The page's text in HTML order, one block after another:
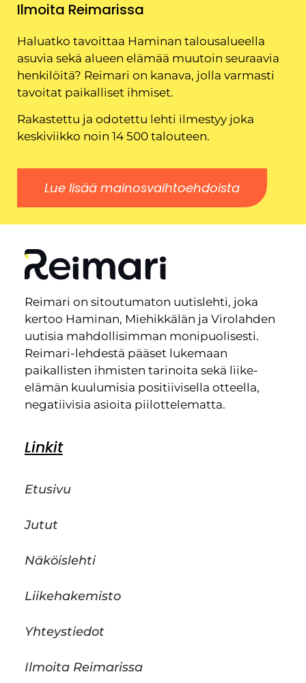
Ilmoita Reimarissa
Haluatko tavoittaa Haminan talousalueella
asuvia sekä alueen elämää muutoin seuraavia
henkilöitä? Reimari on kanava, jolla varmasti
tavoitat paikalliset ihmiset.
Rakastettu ja odotettu lehti ilmestyy joka
keskiviikko noin 14 500 talouteen.
Lue lisää mainosvaihtoehdoista
Reimari on sitoutumaton uutislehti, joka
kertoo Haminan, Miehikkälän ja Virolahden
uutisia mahdollisimman monipuolisesti.
Reimari-lehdestä pääset lukemaan
paikallisten ihmisten tarinoita sekä liike-
elämän kuulumisia positiivisella otteella,
negatiivisia asioita piilottelematta.
Linkit
Etusivu
Jutut
Näköislehti
Liikehakemisto
Yhteystiedot
Ilmoita Reimarissa